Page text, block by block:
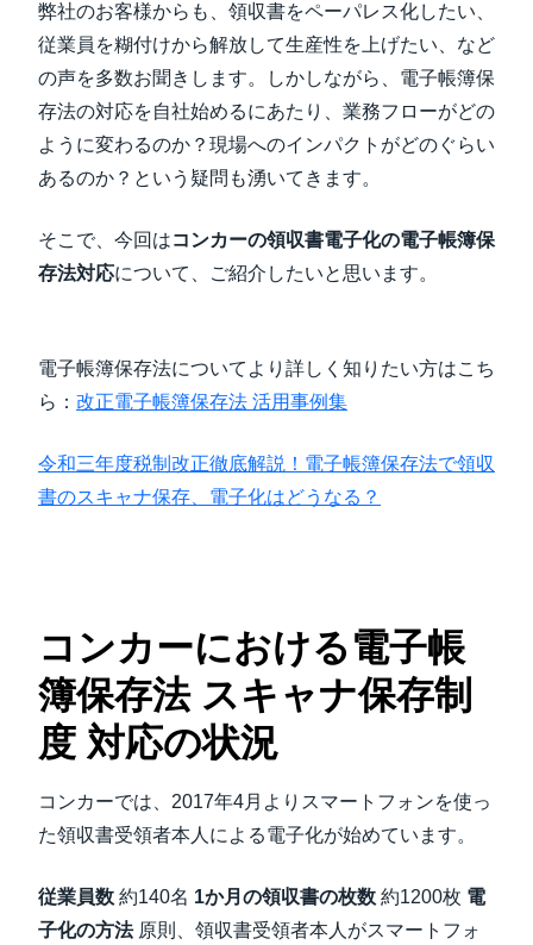
弊社のお客様からも、領収書をペーパレス化したい、
従業員を糊付けから解放して生産性を上げたい、など
の声を多数お聞きします。しかしながら、電子帳簿保
存法の対応を自社始めるにあたり、業務フローがどの
ように変わるのか？現場へのインパクトがどのぐらい
あるのか？という疑問も湧いてきます。
そこで、今回はコンカーの領収書電子化の電子帳簿保
存法対応について、ご紹介したいと思います。
電子帳簿保存法についてより詳しく知りたい方はこち
ら： 改正電子帳簿保存法 活用事例集
令和三年度税制改正徹底解説！電子帳簿保存法で領収
書のスキャナ保存、電子化はどうなる？
コンカーにおける電子帳
簿保存法 スキャナ保存制
度 対応の状況
コンカーでは、2017年4月よりスマートフォンを使っ
た領収書受領者本人による電子化が始めています。
従業員数 約140名 1か月の領収書の枚数 約1200枚 電
子化の方法原則、領収書受領者本人がスマートフォ